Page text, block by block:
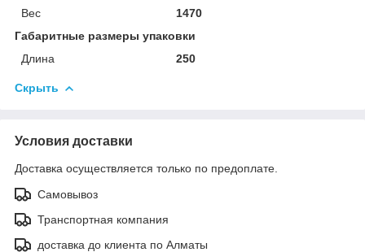
Вес
1470
Габаритные размеры упаковки
Длина
250
Скрыть
Условия доставки
Доставка осуществляется только по предоплате.
Самовывоз
Транспортная компания
доставка до клиента по Алматы